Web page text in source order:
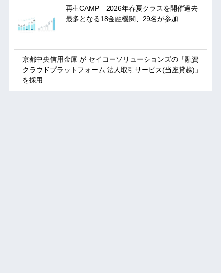
再生CAMP 2026年春夏クラスを開催過去
最多となる18金融機関、29名が参加
京都中央信用金庫 が セイコーソリューションズの「融資
クラウドプラットフォーム 法人取引サービス(当座貸越)」
を採用